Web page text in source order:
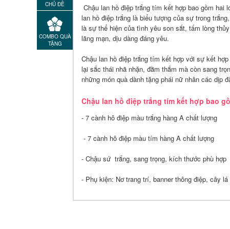
CHỦ ĐỀ
COMBO QUÀ
TẶNG
Chậu lan hồ điệp trắng tím kết hợp bao gồm hai
lan hồ điệp trắng là biểu tượng của sự trong
là sự thể hiện của tình yêu son sắt, tấm lòng
lãng mạn, dịu dàng đáng yêu.
Chậu lan hồ điệp trắng tím kết hợp với sự kết
lại sắc thái nhã nhặn, đằm thắm mà còn sang
những món quà dành tặng phái nữ nhân các dịp
Chậu lan hồ điệp trắng tím kết hợp bao
- 7 cành hô điệp màu trắng hàng A chất lượng
- 7 cành hô điệp màu tím hàng A chất lượng
- Chậu sứ trắng, sang trọng, kích thước phù hợp
- Phụ kiện: Nơ trang trí, banner thông điệp, cây lá